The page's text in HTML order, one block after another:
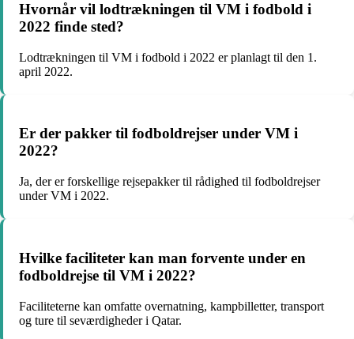
Hvornår vil lodtrækningen til VM i fodbold i
2022 finde sted?
Lodtrækningen til VM i fodbold i 2022 er planlagt til den 1.
april 2022.
Er der pakker til fodboldrejser under VM i
2022?
Ja, der er forskellige rejsepakker til rådighed til fodboldrejser
under VM i 2022.
Hvilke faciliteter kan man forvente under en
fodboldrejse til VM i 2022?
Faciliteterne kan omfatte overnatning, kampbilletter, transport
og ture til seværdigheder i Qatar.